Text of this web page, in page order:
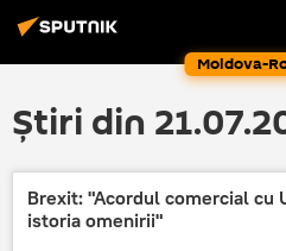
Moldova-
Știri din
Brexit: "Acordul comercial cu
istoria omenirii"